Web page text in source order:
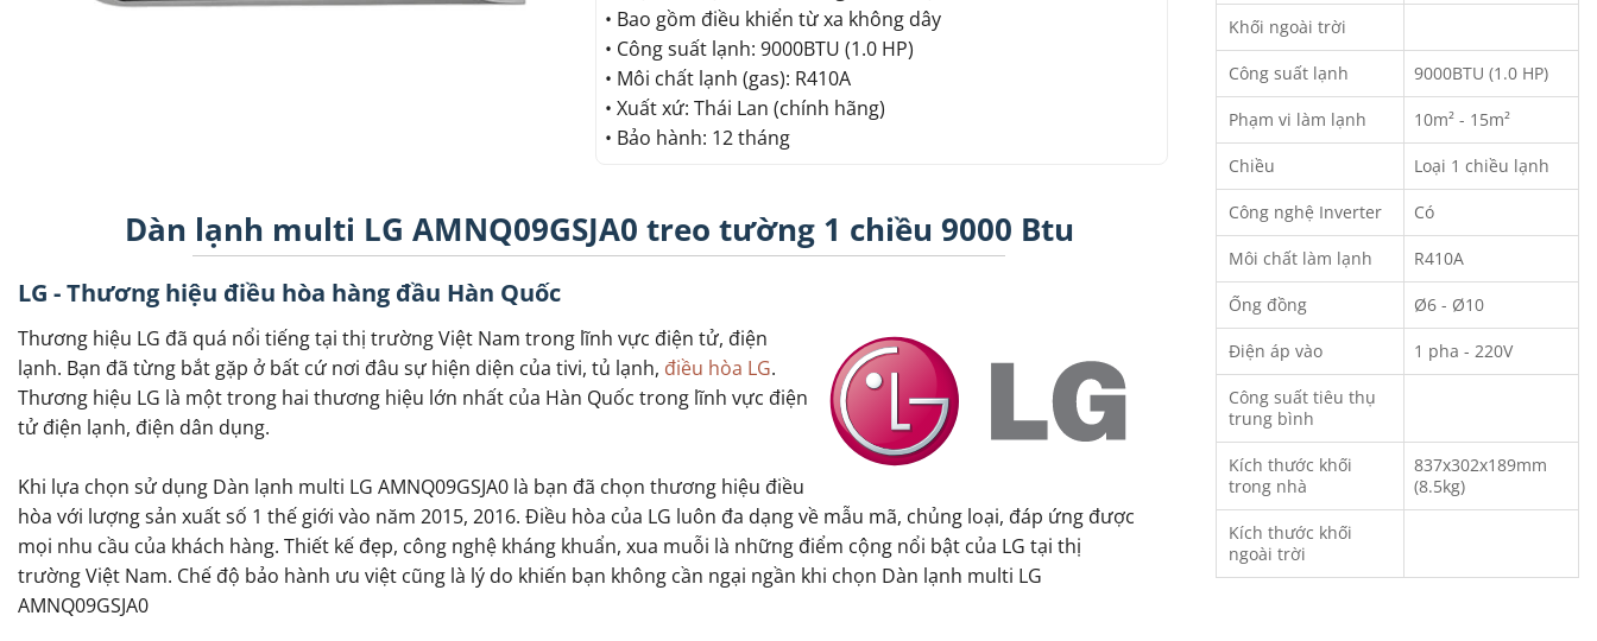
• Bao gồm điều khiển từ xa không dây
• Công suất lạnh: 9000BTU (1.0 HP)
• Môi chất lạnh (gas): R410A
• Xuất xứ: Thái Lan (chính hãng)
• Bảo hành: 12 tháng
Dàn lạnh multi LG AMNQ09GSJA0 treo tường 1 chiều 9000 Btu
LG - Thương hiệu điều hòa hàng đầu Hàn Quốc
Thương hiệu LG đã quá nổi tiếng tại thị trường Việt Nam trong lĩnh vực điện tử, điện
lạnh. Bạn đã từng bắt gặp ở bất cứ nơi đâu sự hiện diện của tivi, tủ lạnh, điều hòa LG.
Thương hiệu LG là một trong hai thương hiệu lớn nhất của Hàn Quốc trong lĩnh vực điện
tử điện lạnh, điện dân dụng.
Khi lựa chọn sử dụng Dàn lạnh multi LG AMNQ09GSJA0 là bạn đã chọn thương hiệu điều
hòa với lượng sản xuất số 1 thế giới vào năm 2015, 2016. Điều hòa của LG luôn đa dạng về mẫu mã, chủng loại, đáp ứng được
mọi nhu cầu của khách hàng. Thiết kế đẹp, công nghệ kháng khuẩn, xua muỗi là những điểm cộng nổi bật của LG tại thị
trường Việt Nam. Chế độ bảo hành ưu việt cũng là lý do khiến bạn không cần ngại ngần khi chọn Dàn lạnh multi LG
AMNQ09GSJA0
Khối ngoài trời
Công suất lạnh 9000BTU (1.0 HP)
Phạm vi làm lạnh 10m² - 15m²
Chiều Loại 1 chiều lạnh
Công nghệ Inverter Có
Môi chất làm lạnh R410A
Ống đồng Ø6 - Ø10
Điện áp vào 1 pha - 220V
Công suất tiêu thụ
trung bình
Kích thước khối
trong nhà
837x302x189mm
(8.5kg)
Kích thước khối
ngoài trời